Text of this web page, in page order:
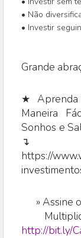
• Não
• Investir
Grande
★ Aprenda
Maneira
Sonhos e
↴
https://
»Assine
http://bit.ly/